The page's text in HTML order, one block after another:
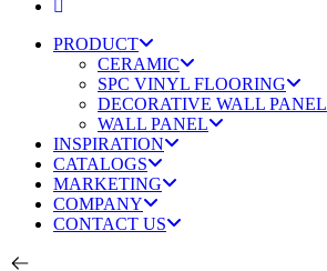
PRODUCT
CERAMIC
SPC VINYL FLOORING
DECORATIVE WALL PANEL
WALL PANEL
INSPIRATION
CATALOGS
MARKETING
COMPANY
CONTACT US